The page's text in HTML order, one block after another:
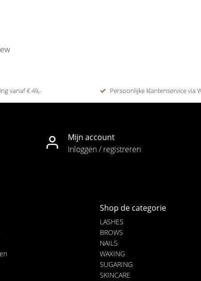
vanaf € 49,- Persoonlijke klantenservice via
Mijn account
Inloggen / registreren
Shop de categorie
LASHES
BROWS
NAILS
WAXING
SUGARING
SKINCARE